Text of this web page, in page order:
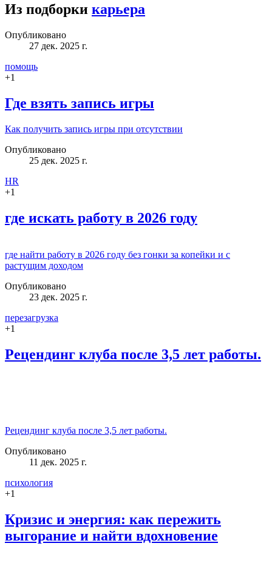
Из подборки карьера
Опубликовано
27 дек. 2025 г.
помощь
+1
Где взять запись игры
Как получить запись игры при отсутствии
Опубликовано
25 дек. 2025 г.
HR
+1
где искать работу в 2026 году
где найти работу в 2026 году без гонки за копейки и с
растущим доходом
Опубликовано
23 дек. 2025 г.
перезагрузка
+1
Рецендинг клуба после 3,5 лет работы.
Рецендинг клуба после 3,5 лет работы.
Опубликовано
11 дек. 2025 г.
психология
+1
Кризис и энергия: как пережить
выгорание и найти вдохновение